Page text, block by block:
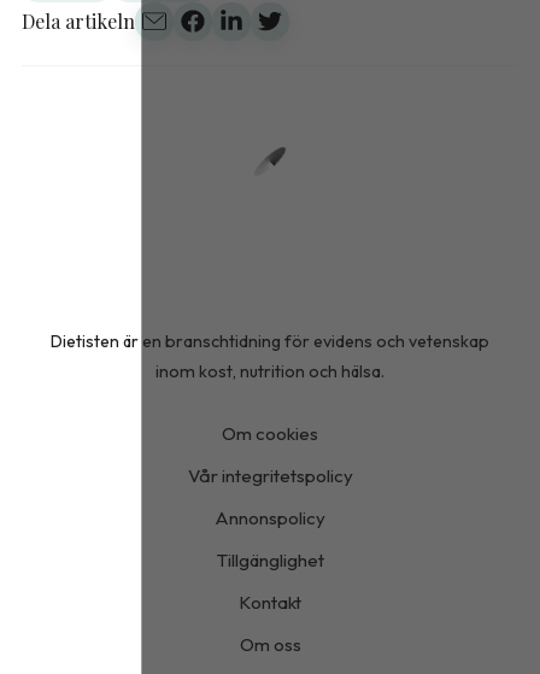
Dela artikeln
Dietisten är en branschtidning för evidens och vetenskap
inom kost, nutrition och hälsa.
Om cookies
Vår integritetspolicy
Annonspolicy
Tillgänglighet
Kontakt
Om oss